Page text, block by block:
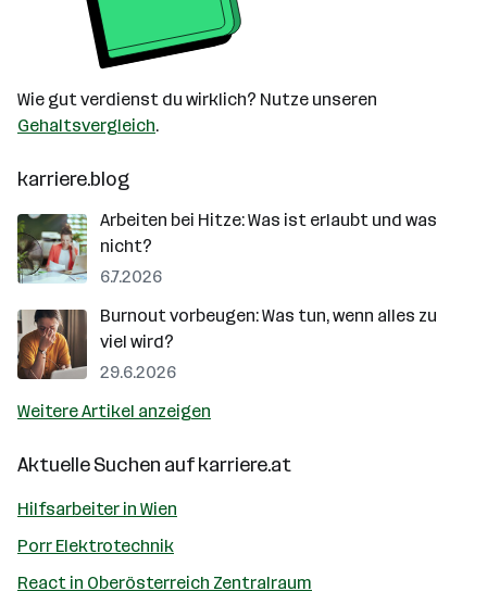
Wie gut verdienst du wirklich? Nutze unseren
Gehaltsvergleich.
karriere.blog
Arbeiten bei Hitze: Was ist erlaubt und was
nicht?
6.7.2026
Burnout vorbeugen: Was tun, wenn alles zu
viel wird?
29.6.2026
Weitere Artikel anzeigen
Aktuelle Suchen aufkarriere.at
Hilfsarbeiter in Wien
Porr Elektrotechnik
React in Oberösterreich Zentralraum